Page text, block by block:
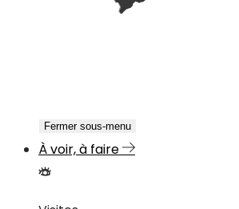
Fermer sous-menu
À voir, à faire